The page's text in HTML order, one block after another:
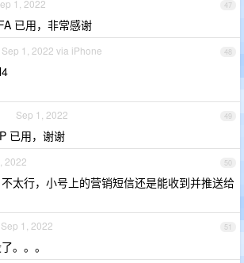
47
1, 2022
已用，非常感谢
48
Sep 1, 2022 via iPhone
49
Sep 1, 2022
已用，谢谢
50
2022
太行，小号上的营销短信还是能收到并推送给
51
Sep 1, 2022
。。。